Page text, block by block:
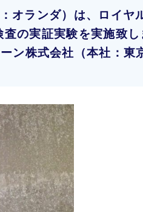
ランダ）は、ロイヤ
の実証実験を実施致
ン株式会社（本社：東